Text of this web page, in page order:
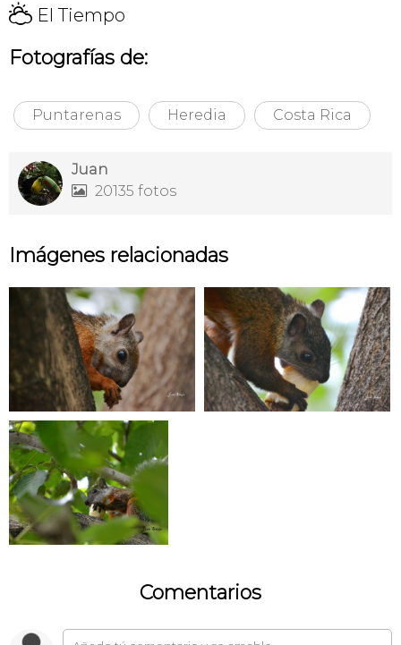
H El Tiempo
Fotografías de:
Puntarenas Heredia Costa Rica
Juan
 20135 fotos
Imágenes relacionadas
Comentarios